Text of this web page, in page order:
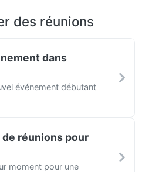
des réunions
dans
événement débutant
réunions pour
moment pour une